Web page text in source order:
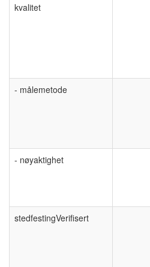
kvalitet
- målemetode
- nøyaktighet
stedfestingVerifisert